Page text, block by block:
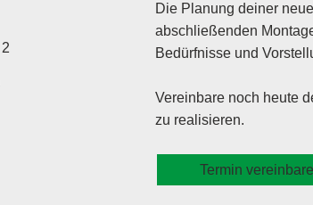
Die Planung deiner
abschließenden
Bedürfnisse und
Vereinbare noch heute
zu realisieren.
Termin